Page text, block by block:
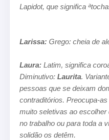
Lapidot, que significa
Larissa: Grego: cheia de
Laura: Latim, significa
Diminutivo: Laurita.
pessoas que se deixam
contraditórios. Preocupa-
muito seletivas ao
no trabalho ou para toda a
solidão os detêm.